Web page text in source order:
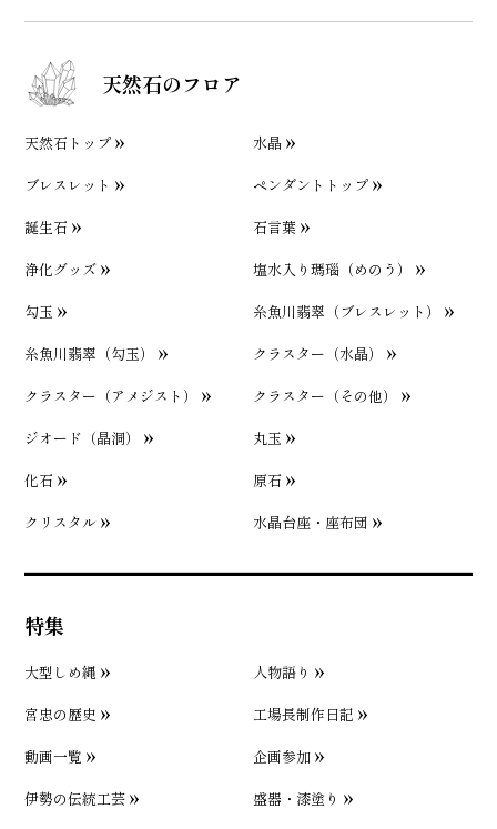
天然石のフロア
天然石トップ
水晶
ブレスレット
ペンダントトップ
誕生石
石言葉
浄化グッズ
塩水入り瑪瑙（めのう）
勾玉
糸魚川翡翠（ブレスレット）
糸魚川翡翠（勾玉）
クラスター（水晶）
クラスター（アメジスト）
クラスター（その他）
ジオード（晶洞）
丸玉
化石
原石
クリスタル
水晶台座・座布団
特集
大型しめ縄
人物語り
宮忠の歴史
工場長制作日記
動画一覧
企画参加
伊勢の伝統工芸
盛器・漆塗り